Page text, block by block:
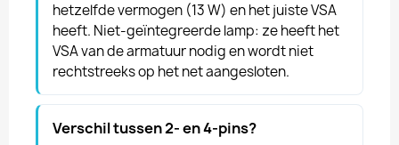
hetzelfde vermogen (13 W) en het juiste VSA
heeft. Niet-geïntegreerde lamp: ze heeft het
VSA van de armatuur nodig en wordt niet
rechtstreeks op het net aangesloten.
Verschil tussen 2- en 4-pins?